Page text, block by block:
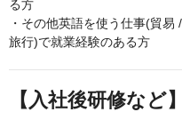
る方
・その他英語を使う仕事(貿
旅行)で就業経験のある方
【入社後研修など】